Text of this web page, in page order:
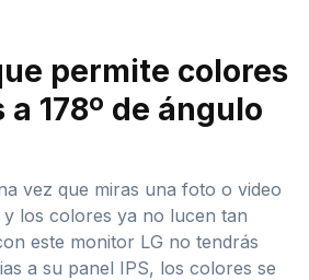
permite colores
178º de ángulo
vez que miras una foto o video
los colores ya no lucen tan
este monitor LG no tendrás
a su panel IPS, los colores se